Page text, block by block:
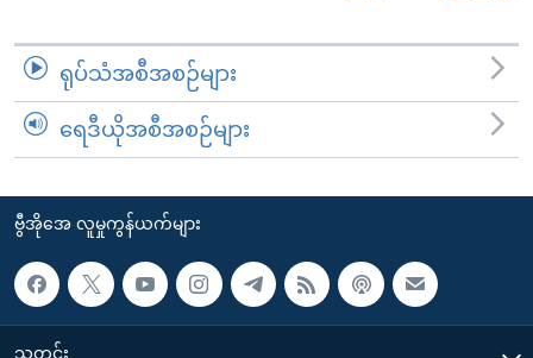
ရုပ်သံအစီအစဉ်များ
ရေဒီယိုအစီအစဉ်များ
ဗွီအိုအေ လူမှုကွန်ယက်များ
သတင်း